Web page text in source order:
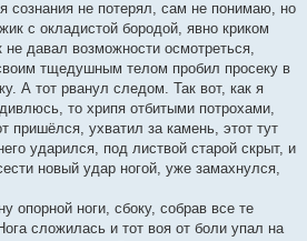
сознания не потерял, сам не понимаю, но
с окладистой бородой, явно криком
не давал возможности осмотреться,
тщедушным телом пробил просеку в
А тот рванул следом. Так вот, как я
то хрипя отбитыми потрохами,
пришёлся, ухватил за камень, этот тут
ударился, под листвой старой скрыт, и
новый удар ногой, уже замахнулся,
опорной ноги, сбоку, собрав все те
сложилась и тот воя от боли упал на